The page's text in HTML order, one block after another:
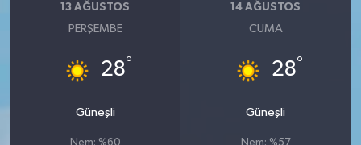
13 AĞUSTOS
PERŞEMBE
28°
Güneşli
14 AĞUSTOS
CUMA
28°
Güneşli